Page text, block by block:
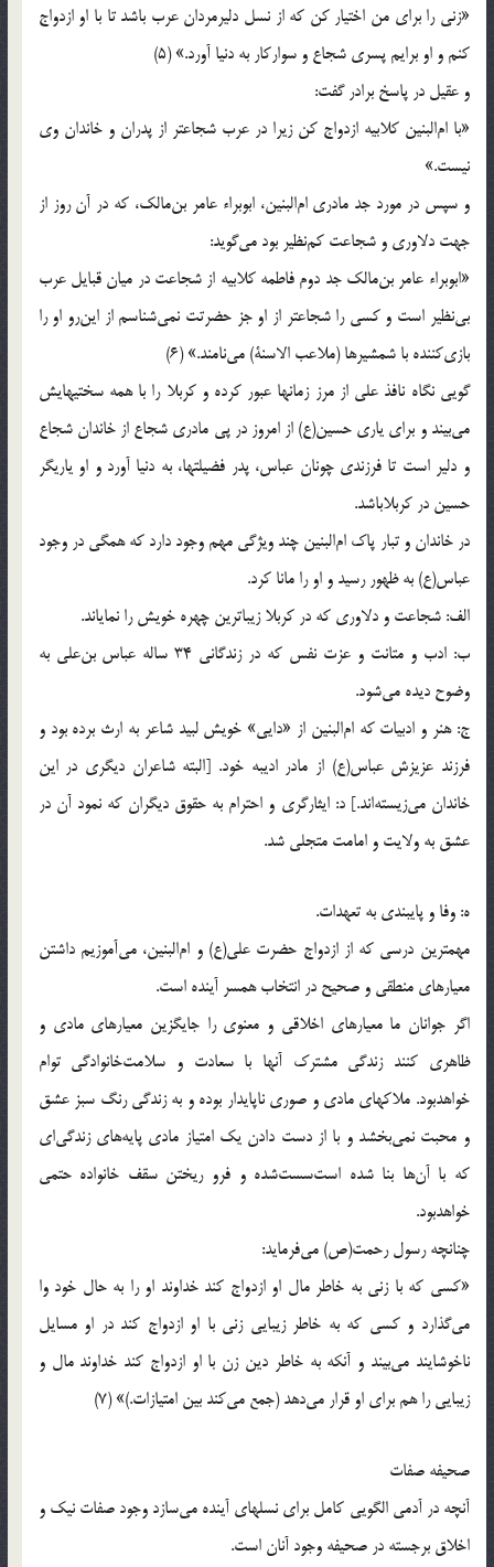
«زنى را براى من اختيار كن كه از نسل دليرمردان عرب باشد تا با او ازدواج
كنم و او برايم پسرى شجاع و سواركار به دنيا آورد.» (5)
و عقيل در پاسخ برادر گفت:
«با ام‌البنين كلابيه ازدواج كن زيرا در عرب شجاعتر از پدران و خاندان وى
نيست.»
و سپس در مورد جد مادرى ام‌البنين، ابوبراء عامر بن‌مالك، كه در آن روز از
جهت دلاورى و شجاعت كم‌نظير بود مى‌گويد:
«ابوبراء عامر بن‌مالك جد دوم فاطمه كلابيه از شجاعت در ميان قبايل عرب
بى‌نظير است و كسى را شجاعتر از او جز حضرتت نمى‌شناسم از اين‌رو او را
بازى‌كننده با شمشيرها (ملاعب الاسنة) مى‌نامند.» (6)
گويى نگاه نافذ على از مرز زمانها عبور كرده و كربلا را با همه سختيهايش
مى‌بيند و براى يارى حسين(ع) از امروز در پى مادرى شجاع از خاندان شجاع
و دلير است تا فرزندى چونان عباس، پدر فضيلتها، به دنيا آورد و او ياريگر
حسين در كربلاباشد.
در خاندان و تبار پاك ام‌البنين چند ويژگى مهم وجود دارد كه همگى در وجود
عباس(ع) به ظهور رسيد و او را مانا كرد.
الف: شجاعت و دلاورى كه در كربلا زيباترين چهره خويش را نماياند.
ب: ادب و متانت و عزت نفس كه در زندگانى 34 ساله عباس بن‌على به
وضوح ديده مى‌شود.
ج: هنر و ادبيات كه ام‌البنين از «دايى‌» خويش لبيد شاعر به ارث برده بود و
فرزند عزيزش عباس(ع) از مادر اديبه خود. [البته شاعران ديگرى در اين
خاندان مى‌زيسته‌اند.] د: ايثارگرى و احترام به حقوق ديگران كه نمود آن در
عشق به ولايت و امامت متجلى شد.
ه: وفا و پايبندى به تعهدات.
مهمترين درسى كه از ازدواج حضرت على(ع) و ام‌البنين، مى‌آموزيم داشتن
معيارهاى منطقى و صحيح در انتخاب همسر آينده است.
اگر جوانان ما معيارهاى اخلاقى و معنوى را جايگزين معيارهاى مادى و
ظاهرى كنند زندگى مشترك آنها با سعادت و سلامت‌خانوادگى توام
خواهدبود. ملاكهاى مادى و صورى ناپايدار بوده و به زندگى رنگ سبز عشق
و محبت نمى‌بخشد و با از دست دادن يك امتياز مادى پايه‌هاى زندگى‌اى
كه با آن‌ها بنا شده است‌سست‌شده و فرو ريختن سقف خانواده حتمى
خواهدبود.
چنانچه رسول رحمت(ص) مى‌فرمايد:
«كسى كه با زنى به خاطر مال او ازدواج كند خداوند او را به حال خود وا
مى‌گذارد و كسى كه به خاطر زيبايى زنى با او ازدواج كند در او مسايل
ناخوشايند مى‌بيند و آنكه به خاطر دين زن با او ازدواج كند خداوند مال و
زيبايى را هم براى او قرار مى‌دهد (جمع مى‌كند بين امتيازات.)» (7)
صحيفه صفات
آنچه در آدمى الگويى كامل براى نسلهاى آينده مى‌سازد وجود صفات نيك و
اخلاق برجسته در صحيفه وجود آنان است.